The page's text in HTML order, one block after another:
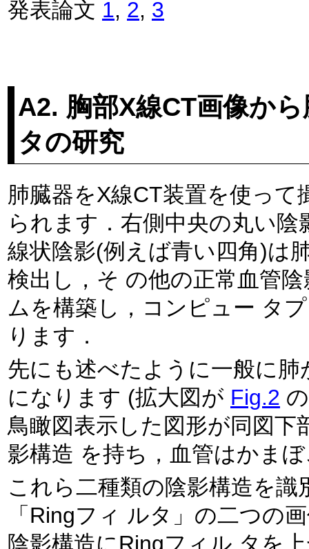
発表論文 1, 2, 3
A2. 胸部X線CT画像か
タの研究
肺臓器をX線CT装置を使っ
られます．右側中央の丸い
線状陰影(例えば青い四角)は
検出し，そ の他の正常血管陰影は検出しない画像認識アルゴリズ
ムを構築し，コンピュー タプログラムを作成することが必要にな
ります．
先にも述べたように一般に
になります (拡大図が Fig.2
鳥瞰図表示した図形が同図
影構造 を持ち，血管は
これら二種類の陰影構造を
「Ringフィ ルタ」の二つの画像フィルタを用います．まず両方の
陰影構造にRingフィル タを上から落とします．がん陰影ではRing